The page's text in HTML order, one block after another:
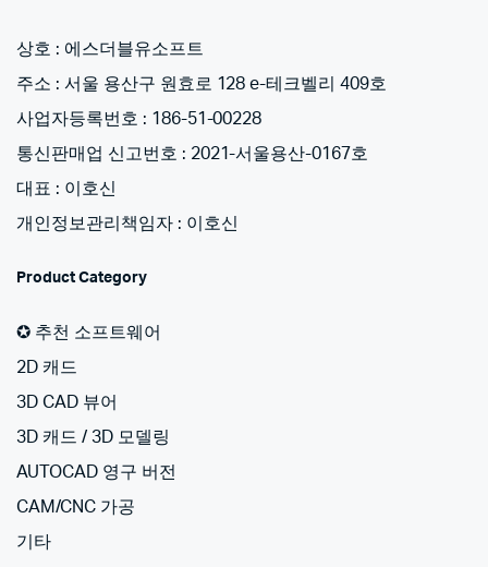
상호 : 에스더블유소프트
주소 : 서울 용산구 원효로 128 e-테크벨리 409호
사업자등록번호 : 186-51-00228
통신판매업 신고번호 : 2021-서울용산-0167호
대표 : 이호신
개인정보관리책임자 : 이호신
Product Category
✪ 추천 소프트웨어
2D 캐드
3D CAD 뷰어
3D 캐드 / 3D 모델링
AUTOCAD 영구 버전
CAM/CNC 가공
기타